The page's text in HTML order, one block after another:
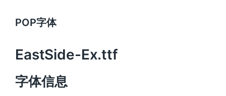
POP字体
EastSide-Ex.ttf
字体信息